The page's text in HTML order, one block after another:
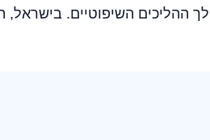
ההליכים השיפוטיים. בישראל,